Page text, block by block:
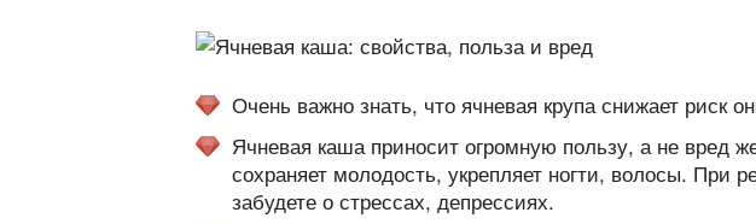
Очень важно знать, что ячневая крупа снижает риск
Ячневая каша приносит огромную пользу, а не вред
сохраняет молодость, укрепляет ногти, волосы. При
забудете о стрессах, депрессиях.